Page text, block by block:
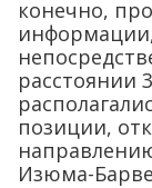
конечно,
расстоянии
позиции,
Изюма-